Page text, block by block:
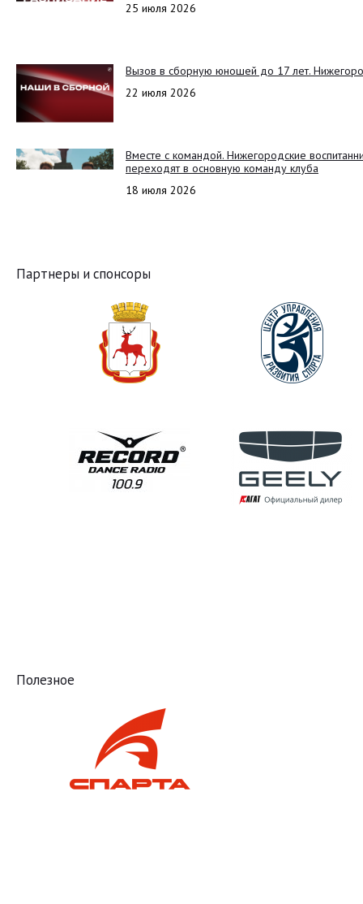
25 июля 2026
Вызов в сборную юношей до 17 лет.
22 июля 2026
Вместе с командой. Нижегородские
переходят в основную команду клуба
18 июля 2026
Партнеры и спонсоры
Полезное